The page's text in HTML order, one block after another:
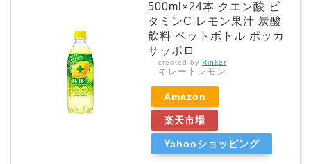
500ml×24本 クエン酸 ビ
タミンC レモン果汁 炭酸
飲料 ペットボトル ポッカ
サッポロ
created by Rinker
キレートレモン
Amazon
楽天市場
Yahooショッピング